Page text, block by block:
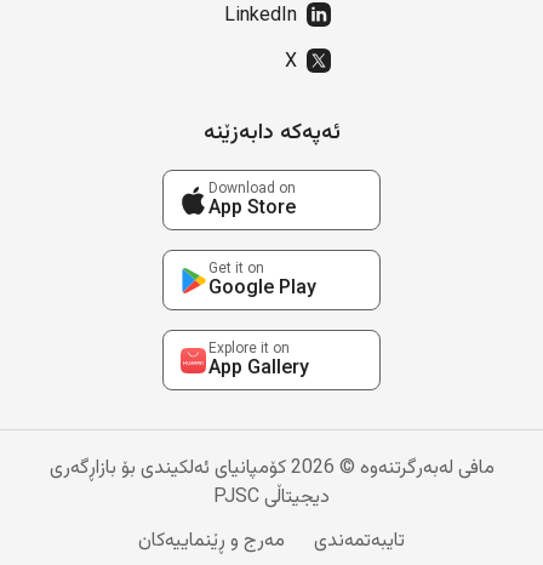
LinkedIn
X
ئەپەکە دابەزێنە
Download on
App Store
Get it on
Google Play
Explore it on
App Gallery
مافی لەبەرگرتنەوە © 2026 کۆمپانیای ئەلکیندی بۆ بازاڕگەری
دیجیتاڵی PJSC
تایبەتمەندی
مەرج و ڕێنماییەکان